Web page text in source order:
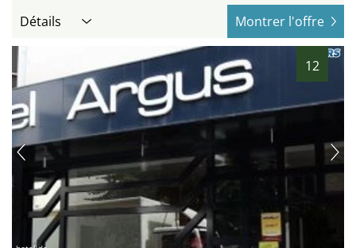
Détails Montrer l'offre
12